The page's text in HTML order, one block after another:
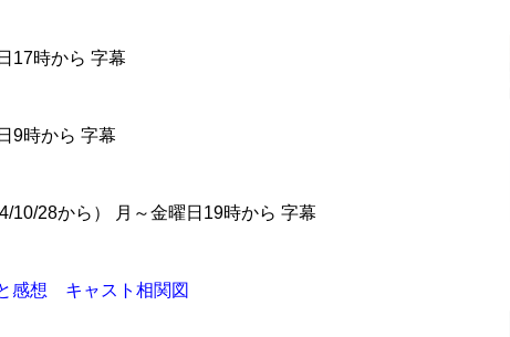
17時から 字幕
9時から 字幕
28から） 月～金曜日19時から 字幕
感想 キャスト相関図